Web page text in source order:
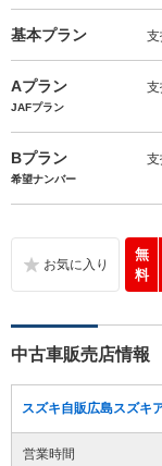
基本プラン 支
Aプラン 支
JAFプラン
Bプラン 支
希望ナンバー
無
料
中古車販売店情報
スズキ自販広島スズキ
営業時間